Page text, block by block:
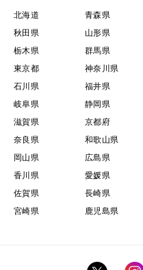
北海道 青森県
秋田県
山形県
栃木県
群馬県
東京都
神奈川県
石川県
福井県
岐阜県
静岡県
滋賀県
京都府
奈良県
和歌山県
岡山県
広島県
香川県
愛媛県
佐賀県
長崎県
宮崎県
鹿児島県